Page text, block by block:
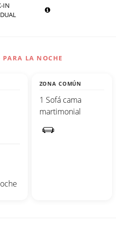
IN
LA NOCHE
ZONA COMÚN
1 Sofá cama
martimonial